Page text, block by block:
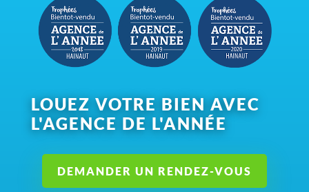
LOUEZ VOTRE BIEN AVEC
L'AGENCE DE L'ANNÉE
DEMANDER UN RENDEZ-VOUS